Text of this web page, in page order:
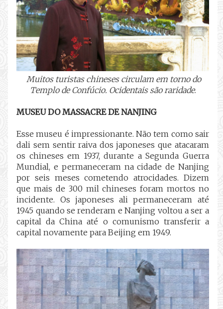
Muitos turistas chineses circulam em torno do
Templo de Confúcio. Ocidentais são raridade.
MUSEU DO MASSACRE DE NANJING
Esse museu é impressionante. Não tem como sair
dali sem sentir raiva dos japoneses que atacaram
os chineses em 1937, durante a Segunda Guerra
Mundial, e permaneceram na cidade de Nanjing
por seis meses cometendo atrocidades. Dizem
que mais de 300 mil chineses foram mortos no
incidente. Os japoneses ali permaneceram até
1945 quando se renderam e Nanjing voltou a ser a
capital da China até o comunismo transferir a
capital novamente para Beijing em 1949.